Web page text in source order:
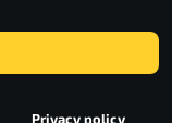
Privacy policy